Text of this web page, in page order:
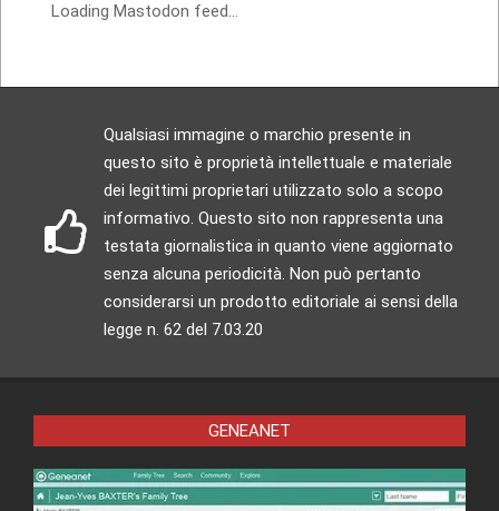
Loading Mastodon feed...
Qualsiasi immagine o marchio presente in
questo sito è proprietà intellettuale e materiale
dei legittimi proprietari utilizzato solo a scopo
informativo. Questo sito non rappresenta una
testata giornalistica in quanto viene aggiornato
senza alcuna periodicità. Non può pertanto
considerarsi un prodotto editoriale ai sensi della
legge n. 62 del 7.03.20
GENEANET